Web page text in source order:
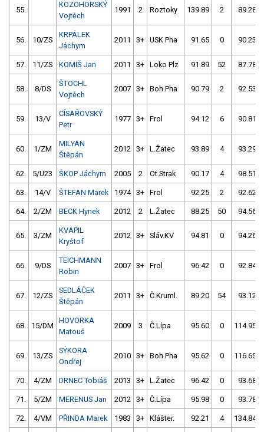
55.
KOZOHORSKÝ
Vojtěch
1991 2 Roztoky 139.89 2 89.28
56. 10/ZS
KRPÁLEK
Jáchym
2011 3+ USK Pha 91.65 0 90.23
57. 11/ZS KOMIŠ Jan 2011 3+ Loko Plz 91.89 52 87.78
58. 8/DS
ŠTOCHL
Vojtěch
2007 3+ Boh.Pha 90.79 2 92.53
59. 13/V
CÍSAŘOVSKÝ
Petr
1977 3+ Frol 94.12 6 90.81
60. 1/ZM
MILYAN
Štěpán
2012 3+ L.Žatec 93.89 4 93.29
62. 5/U23 ŠKOP Jáchym 2005 2 Ot.Strak 90.17 4 98.51
63. 14/V ŠTEFAN Marek 1974 3+ Frol 92.25 2 92.62
64. 2/ZM BECK Hynek 2012 2 L.Žatec 88.25 50 94.56
65. 3/ZM
KVAPIL
Kryštof
2012 3+ Sláv.KV 94.81 0 94.26
66. 9/DS
TEICHMANN
Robin
2007 3+ Frol 96.42 0 92.84
67. 12/ZS
SEDLÁČEK
Štěpán
2011 3+ Č.Kruml. 89.20 54 93.12
68. 15/DM
HOVORKA
Matouš
2009 3 Č.Lípa 95.60 0 114.95
69. 13/ZS
SÝKORA
Ondřej
2010 3+ Boh.Pha 95.62 0 116.65
70. 4/ZM DRNEC Tobiáš 2013 3+ L.Žatec 96.42 0 93.68
71. 5/ZM MERENUS Jan 2012 3+ Č.Lípa 95.98 0 93.78
72. 4/VM PŘINDA Marek 1983 3+ Klášter. 92.21 4 134.84